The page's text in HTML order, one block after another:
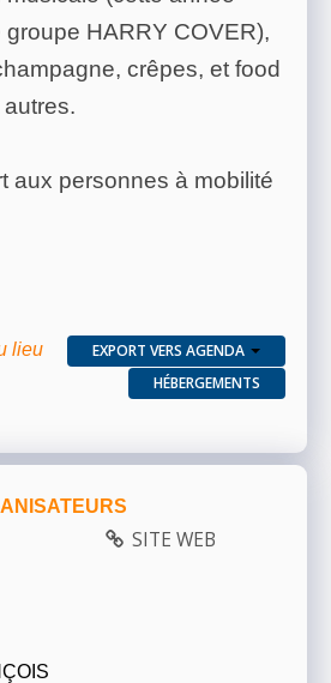
HARRY COVER),
crêpes, et food
aux personnes à mobilité
lieu
EXPORT VERS AGENDA
HÉBERGEMENTS
SITE WEB